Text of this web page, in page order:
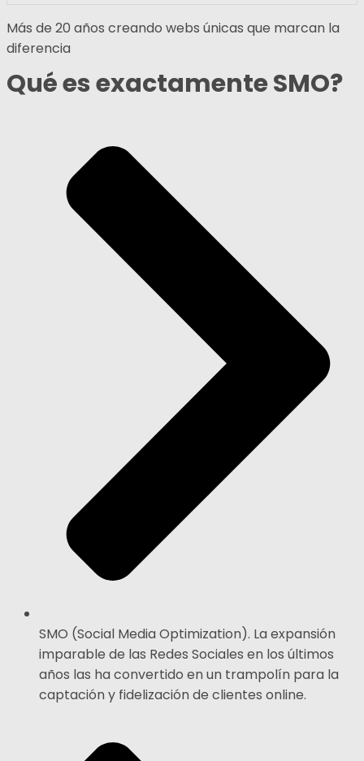
Más de 20 años creando webs únicas que marcan la
diferencia
Qué es exactamente SMO?
SMO (Social Media Optimization). La expansión
imparable de las Redes Sociales en los últimos
años las ha convertido en un trampolín para la
captación y fidelización de clientes online.